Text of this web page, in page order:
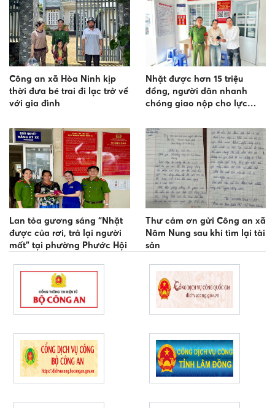
Công an xã Hòa Ninh kịp
thời đưa bé trai đi lạc trở về
với gia đình
Nhặt được hơn 15 triệu
đồng, người dân nhanh
chóng giao nộp cho lực
người mất
Lan tỏa gương sáng “Nhặt
được của rơi, trả lại người
mất” tại phường Phước Hội
Thư cảm ơn gửi Công an xã
Nâm Nung sau khi tìm lại tài
sản